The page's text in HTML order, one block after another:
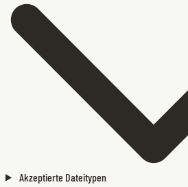
Akzeptierte Dateitypen